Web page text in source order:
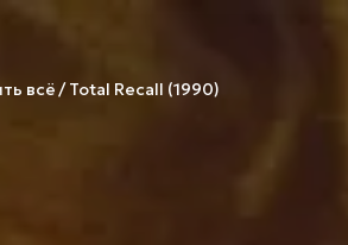
всё / Total Recall (1990)